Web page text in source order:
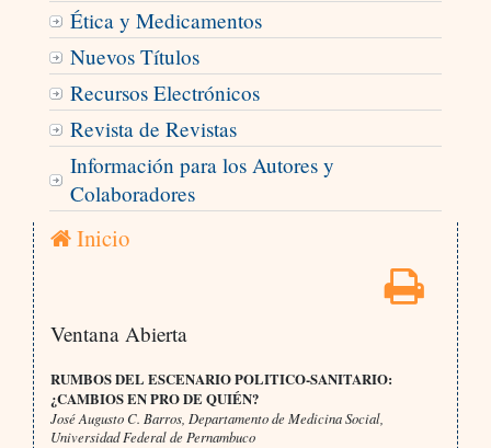
Ética y Medicamentos
Nuevos Títulos
Recursos Electrónicos
Revista de Revistas
Información para los Autores y
Colaboradores
Inicio
Ventana Abierta
RUMBOS DEL ESCENARIO POLITICO-SANITARIO:
¿CAMBIOS EN PRO DE QUIÉN?
José Augusto C. Barros, Departamento de Medicina Social,
Universidad Federal de Pernambuco